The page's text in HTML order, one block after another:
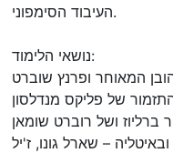
העיבוד הסימפוני.
נושאי הלימוד:
– שארל גונו, ז'יל